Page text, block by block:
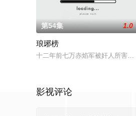
第54集 1.0
琅琊榜
十二年前七万赤焰军被奸人所害导
影视评论